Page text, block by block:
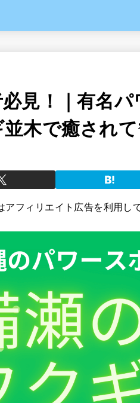
見！｜有名
並木で癒され
アフィリエイト広告を利用し